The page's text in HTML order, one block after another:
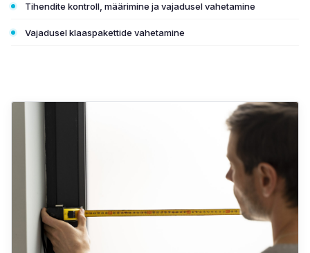
Tihendite kontroll, määrimine ja vajadusel vahetamine
Vajadusel klaaspakettide vahetamine